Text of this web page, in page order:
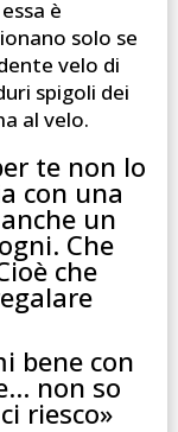
è
solo se
velo di
spigoli dei
al velo.
te non lo
con una
un
Che
che
bene con
non so
riesco»